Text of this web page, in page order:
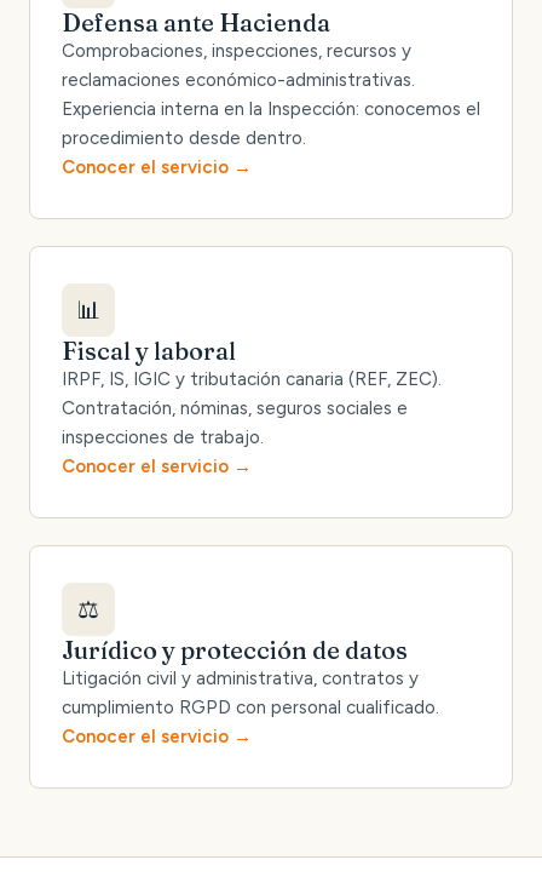
Defensa ante Hacienda
Comprobaciones, inspecciones, recursos y
reclamaciones económico-administrativas.
Experiencia interna en la Inspección: conocemos el
procedimiento desde dentro.
Conocer el servicio
📊
Fiscal y laboral
IRPF, IS, IGIC y tributación canaria (REF, ZEC).
Contratación, nóminas, seguros sociales e
inspecciones de trabajo.
Conocer el servicio
⚖️
Jurídico y protección de datos
Litigación civil y administrativa, contratos y
cumplimiento RGPD con personal cualificado.
Conocer el servicio